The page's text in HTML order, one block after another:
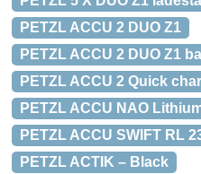
PETZL ACCU 2 DUO Z1
PETZL ACCU 2 DUO Z1
PETZL ACCU 2 Quick
PETZL ACCU NAO
PETZL ACCU SWIFT RL
PETZL ACTIK – Black